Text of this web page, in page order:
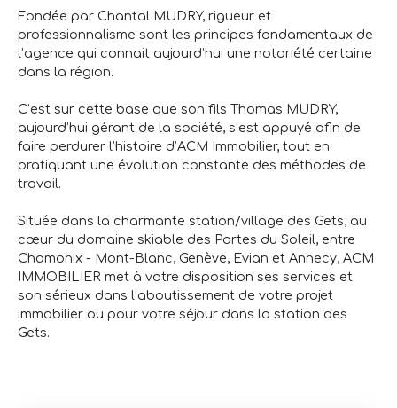
Fondée par Chantal MUDRY, rigueur et
professionnalisme sont les principes fondamentaux de
l’agence qui connait aujourd’hui une notoriété certaine
dans la région.
C’est sur cette base que son fils Thomas MUDRY,
aujourd’hui gérant de la société, s’est appuyé afin de
faire perdurer l’histoire d’ACM Immobilier, tout en
pratiquant une évolution constante des méthodes de
travail.
Située dans la charmante station/village des Gets, au
cœur du domaine skiable des Portes du Soleil, entre
Chamonix - Mont-Blanc, Genève, Evian et Annecy, ACM
IMMOBILIER met à votre disposition ses services et
son sérieux dans l’aboutissement de votre projet
immobilier ou pour votre séjour dans la station des
Gets.